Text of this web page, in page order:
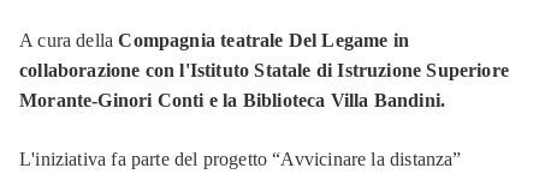
A cura dellaCompagnia teatrale Del Legame in
collaborazione con l'Istituto Statale di Istruzione Superiore
Morante-Ginori Conti e la Biblioteca Villa Bandini.
L'iniziativa fa parte del progetto “Avvicinare la distanza”